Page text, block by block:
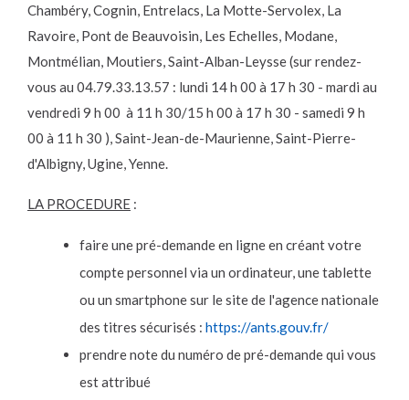
Chambéry, Cognin, Entrelacs, La Motte-Servolex, La
Ravoire, Pont de Beauvoisin, Les Echelles, Modane,
Montmélian, Moutiers, Saint-Alban-Leysse (sur rendez-
vous au 04.79.33.13.57 : lundi 14 h 00 à 17 h 30 - mardi au
vendredi 9 h 00 à 11 h 30/15 h 00 à 17 h 30 - samedi 9 h
00 à 11 h 30 ), Saint-Jean-de-Maurienne, Saint-Pierre-
d'Albigny, Ugine, Yenne.
LA PROCEDURE :
faire une pré-demande en ligne en créant votre
compte personnel via un ordinateur, une tablette
ou un smartphone sur le site de l'agence nationale
des titres sécurisés : https://ants.gouv.fr/
prendre note du numéro de pré-demande qui vous
est attribué